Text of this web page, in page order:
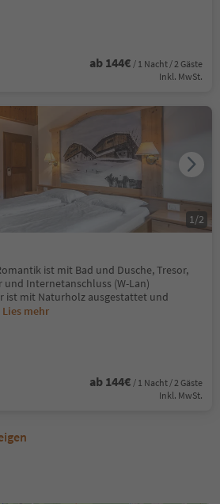
ab 144€ / 1 Nacht / 2 Gäste
Inkl. MwSt.
ist mit Bad und Dusche, Tresor,
Internetanschluss (W-Lan)
ist mit Naturholz ausgestattet und
Lies mehr
ab 144€ / 1 Nacht / 2 Gäste
Inkl. MwSt.
1 /2